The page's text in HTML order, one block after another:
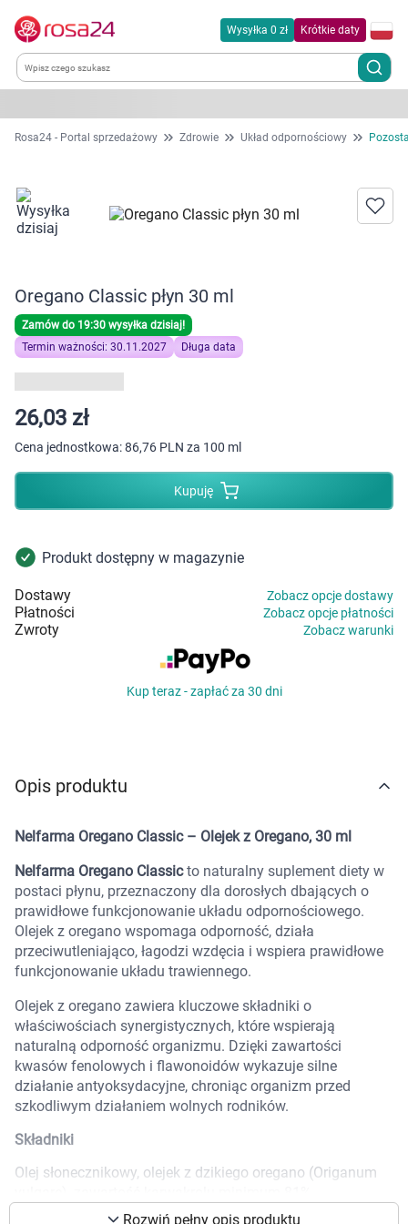
Korzystamy z plików cookies w celu
preferencji. Więcej informacji znajdziesz w
Wysyłka 0 zł Krótkie daty
Kategorie
Dla zwierząt
Zdrowie
Kobieta w ciąży i mama
Dziecko
Higiena
Kosmetyki
Mężczyzna
Zdrowy styl życia
Sprzęt medyczny
Grupy produktowe
Marki
Rosa24 - Portal sprzedażowy Zdrowie Układ odpornościowy
Oregano Classic płyn 30 ml
Zamów do 19:30 wysyłka dzisiaj!
Termin ważności: 30.11.2027
Długa data
26,03 zł
Cena jednostkowa:86,76 PLN za 100 ml
Kupuję
Produkt dostępny w magazynie
Dostawy Zobacz opcje dostawy
Płatności Zobacz opcje płatności
Zwroty Zobacz warunki
Kup teraz - zapłać za 30 dni
Opis produktu
Nelfarma Oregano Classic – Olejek z Oregano, 30 ml
Nelfarma Oregano Classicto naturalny suplement diety w
postaci płynu, przeznaczony dla dorosłych dbających o
prawidłowe funkcjonowanie układu odpornościowego.
Olejek z oregano wspomaga odporność, działa
przeciwutleniająco, łagodzi wzdęcia i wspiera prawidłowe
funkcjonowanie układu trawiennego.
Olejek z oregano zawiera kluczowe składniki o
właściwościach synergistycznych, które wspierają
naturalną odporność organizmu. Dzięki zawartości
kwasów fenolowych i flawonoidów wykazuje silne
działanie antyoksydacyjne, chroniąc organizm przed
szkodliwym działaniem wolnych rodników.
Składniki
Olej słonecznikowy, olejek z dzikiego oregano (Origanum
Rozwiń pełny opis produktu